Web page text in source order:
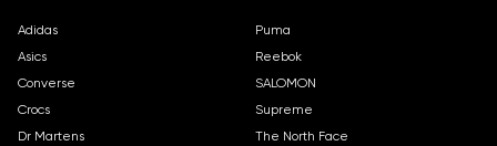
Adidas
Asics
Converse
Crocs
Dr Martens
Puma
Reebok
SALOMON
Supreme
The North Face